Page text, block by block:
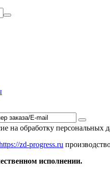
на обработку персональных
zd-progress.ru
исполнении.